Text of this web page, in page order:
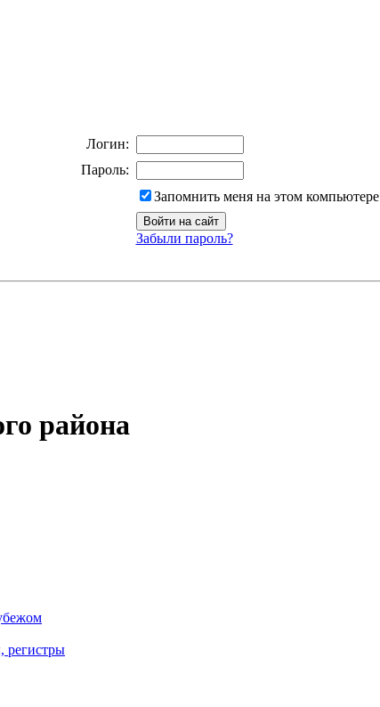
Логин:
Пароль:
Запомнить меня на этом компьютере
Забыли пароль?
района
регистры